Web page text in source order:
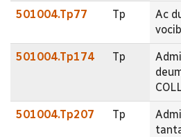
501004.Tp77 Tp
Ac
501004.Tp174 Tp
501004.Tp207 Tp